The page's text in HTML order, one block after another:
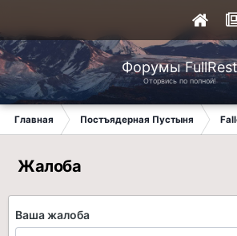
Форумы FullRest
Оторвись по полной!
Главная Постъядерная Пустыня
Жалоба
Ваша жалоба